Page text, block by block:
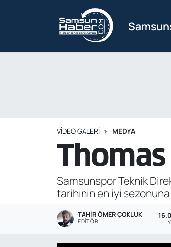
VIDEO GALERI MEDYA
Samsunspor Teknik
tarihinin en iyi
TAHIR ÖMER ÇOKLUK
EDITÖR
Samsunspor
Bilim ve Teknoloji
Ekonomi
Hava Durumu
Son Dakika Haberleri
Haber Arşivi